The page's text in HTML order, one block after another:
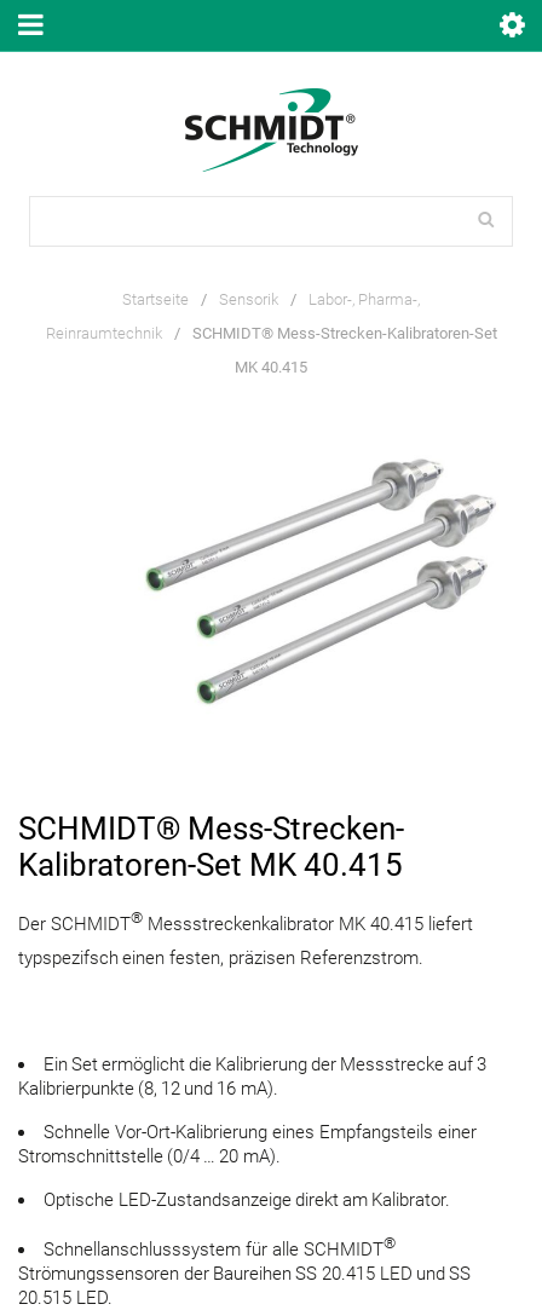
Startseite / Sensorik /
Labor-, Pharma-,
Reinraumtechnik
/
SCHMIDT® Mess-Strecken-Kalibratoren-Set
MK 40.415
SCHMIDT® Mess-Strecken-
Kalibratoren-Set MK 40.415
Der SCHMIDT® Messstreckenkalibrator MK 40.415 liefert
typspezifsch einen festen, präzisen Referenzstrom.
Ein Set ermöglicht die Kalibrierung der Messstrecke auf 3
Kalibrierpunkte (8, 12 und 16 mA).
Schnelle Vor-Ort-Kalibrierung eines Empfangsteils einer
Stromschnittstelle (0/4 … 20 mA).
Optische LED-Zustandsanzeige direkt am Kalibrator.
Schnellanschlusssystem für alle SCHMIDT®
Strömungssensoren der Baureihen SS 20.415 LED und SS
20.515 LED.